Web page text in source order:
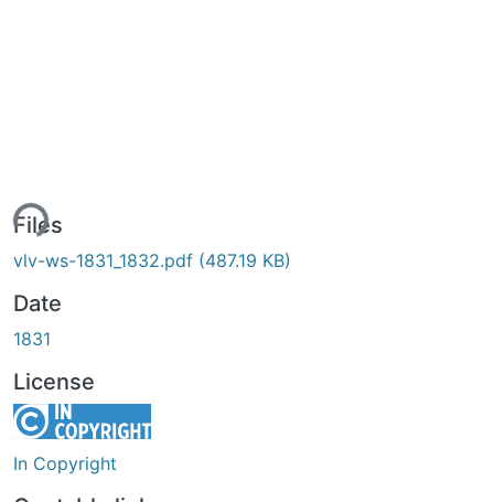
Files
vlv-ws-1831_1832.pdf (487.19 KB)
Date
1831
License
In Copyright